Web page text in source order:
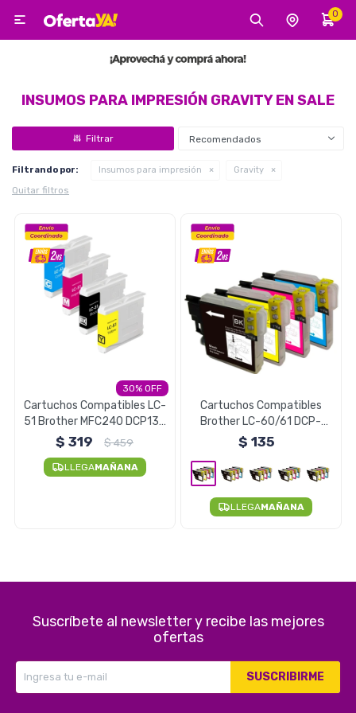
0

INSUMOS PARA IMPRESIÓN GRAVITY EN SALE
Recomendados
Filtrando por: Insumos para impresión Gravity
Quitar filtros
30
Cartuchos Compatibles LC-
51 Brother MFC240 DCP130
- Pack X4
$ 319 $459
LLEGAMAÑANA
Cartuchos Compatibles
Brother LC-60/61 DCP-
J125 J140W J410 - Negro
$ 135
LLEGAMAÑANA
Suscríbete al newsletter y recibe las mejores
ofertas
SUSCRIBIRME
MI CUENTA
Tecnología
Tv, Audio y Video
Gaming
Pequeños electrodomésticos
Bebés y Niños